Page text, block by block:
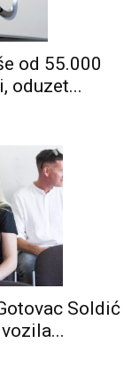
od 55.000
oduzet...
Soldić